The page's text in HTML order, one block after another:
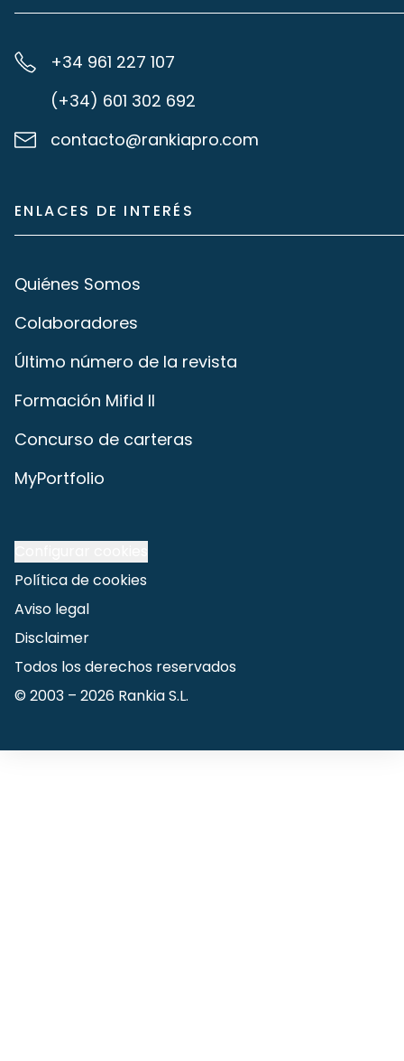
+34 961 227 107
(+34) 601 302 692
contacto@rankiapro.com
ENLACES DE INTERÉS
Quiénes Somos
Colaboradores
Último número de la revista
Formación Mifid II
Concurso de carteras
MyPortfolio
Política de cookies
Aviso legal
Disclaimer
Todos los derechos reservados
© 2003 – 2026 Rankia S.L.